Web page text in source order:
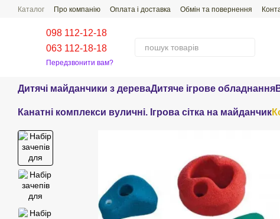
Перейти до основного контенту
Каталог Про компанію Оплата і доставка Обмін та повернення
098 112-12-18
063 112-18-18
Передзвонити вам?
Дитячі майданчики з дереваДитяче ігрове обладнання
Канатні комплекси вуличні. Ігрова сітка на майданчик